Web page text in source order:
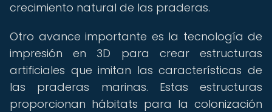
crecimiento natural de las praderas.
Otro avance importante es la tecnología de
impresión en 3D para crear estructuras
artificiales que imitan las características de
las praderas marinas. Estas estructuras
proporcionan hábitats para la colonización